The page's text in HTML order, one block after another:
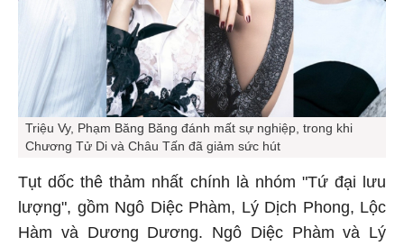
Triệu Vy, Phạm Băng Băng đánh mất sự nghiệp, trong khi
Chương Tử Di và Châu Tấn đã giảm sức hút
Tụt dốc thê thảm nhất chính là nhóm "Tứ đại lưu
lượng", gồm Ngô Diệc Phàm, Lý Dịch Phong, Lộc
Hàm và Dương Dương. Ngô Diệc Phàm và Lý